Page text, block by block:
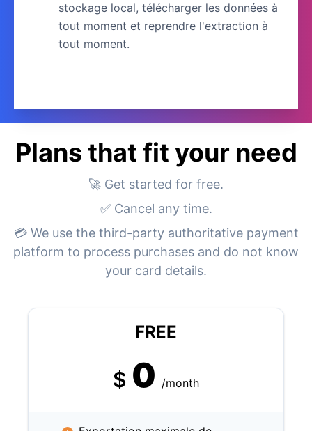
stockage local, télécharger les données à
tout moment et reprendre l'extraction à
tout moment.
Plans that fit your need
🚀 Get started for free.
✅ Cancel any time.
💳 We use the third-party authoritative payment
platform to process purchases and do not know
your card details.
FREE
$ 0 /month